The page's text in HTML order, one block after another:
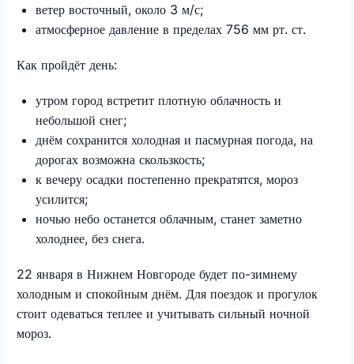
ветер восточный, около 3 м/с;
атмосферное давление в пределах 756 мм рт. ст.
Как пройдёт день:
утром город встретит плотную облачность и
небольшой снег;
днём сохранится холодная и пасмурная погода, на
дорогах возможна скользкость;
к вечеру осадки постепенно прекратятся, мороз
усилится;
ночью небо останется облачным, станет заметно
холоднее, без снега.
22 января в Нижнем Новгороде будет по-зимнему
холодным и спокойным днём. Для поездок и прогулок
стоит одеваться теплее и учитывать сильный ночной
мороз.